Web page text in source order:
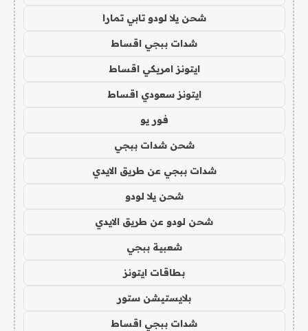
شحن يلا لودو تابي تمارا
شدات ببجي اقساط
ايتونز امريكي اقساط
ايتونز سعودي اقساط
فور يو
شحن شدات ببجي
شدات ببجي عن طريق الايدي
شحن يلا لودو
شحن لودو عن طريق الايدي
شعبية ببجي
بطاقات ايتونز
بلايستيشن ستور
شدات ببجي اقساط